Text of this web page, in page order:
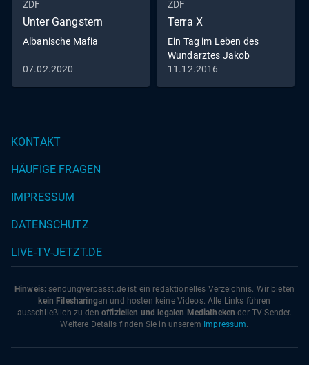
ZDF
Unter Gangstern
Albanische Mafia
07.02.2020
ZDF
Terra X
Ein Tag im Leben des
Wundarztes Jakob
Althaus im Jahr 1454
11.12.2016
KONTAKT
HÄUFIGE FRAGEN
IMPRESSUM
DATENSCHUTZ
LIVE-TV-JETZT.DE
Hinweis: sendungverpasst.de ist ein redaktionelles Verzeichnis. Wir bieten
kein Filesharingan und hosten keine Videos. Alle Links führen
ausschließlich zu den offiziellen und legalen Mediatheken der TV-Sender.
Weitere Details finden Sie in unserem Impressum.